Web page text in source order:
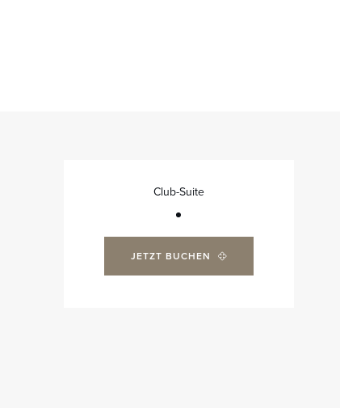
Club-Suite
JETZT BUCHEN